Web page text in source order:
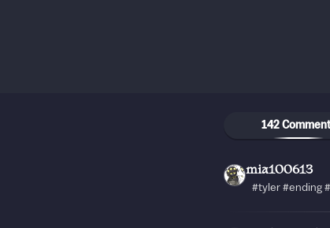
142
mia100613
#tyler #ending